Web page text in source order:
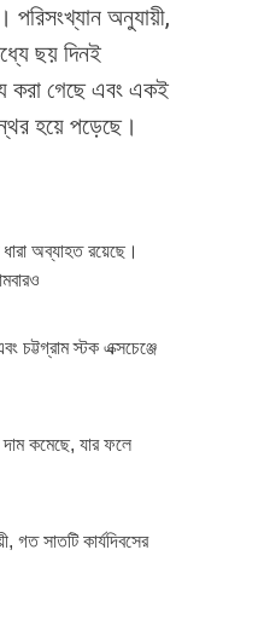
অনুযায়ী,
ছয় দিনই
করা গেছে এবং একই
হয়ে পড়েছে।
অব্যাহত রয়েছে।
চট্টগ্রাম স্টক এক্সচেঞ্জে
দাম কমেছে, যার ফলে
গত সাতটি কার্যদিবসের